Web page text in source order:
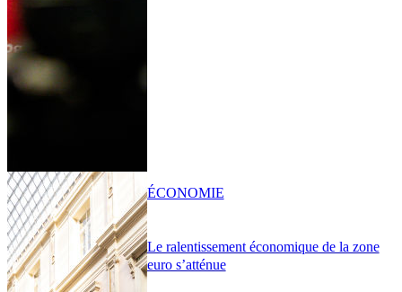
Le ralentissement économique de la zone
euro s’atténue
ÉCONOMIE